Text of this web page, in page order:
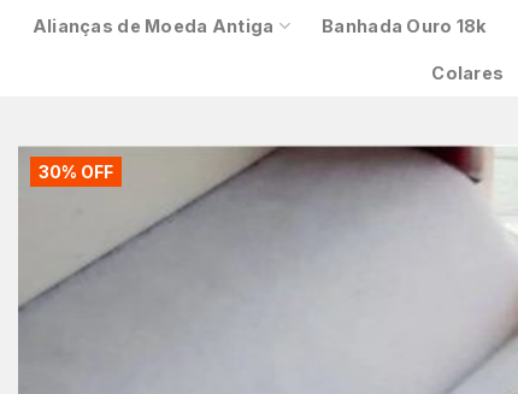
Alianças de Moeda Antiga Banhada Ouro 18k
Colares
30% OFF